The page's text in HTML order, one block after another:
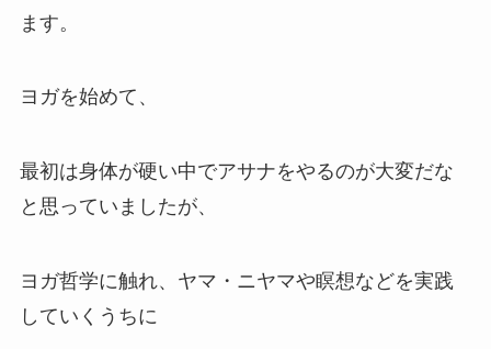
ます。
ヨガを始めて、
最初は身体が硬い中でアサナをやるのが大変だな
と思っていましたが、
ヨガ哲学に触れ、ヤマ・ニヤマや瞑想などを実践
していくうちに